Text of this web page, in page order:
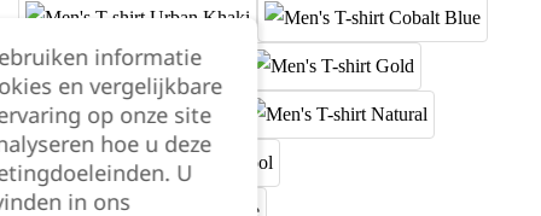
informatie
en vergelijkbare
op onze site
hoe u deze
U
in ons